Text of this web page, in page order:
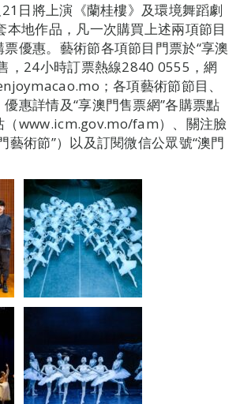
日將上演《蘭桂樓》及環境舞蹈劇
本地作品，凡一次購買上述兩項節目
優惠。藝術節各項節目門票於“享澳
，24小時訂票熱線2840 0555，網
；各項藝術節節目、
惠詳情及“享澳門售票網”各購票點
（www.icm.gov.mo/fam）、關注臉
藝術節”）以及訂閱微信公眾號“澳門